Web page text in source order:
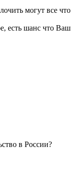
могут все что
есть шанс что Ваш
в России?